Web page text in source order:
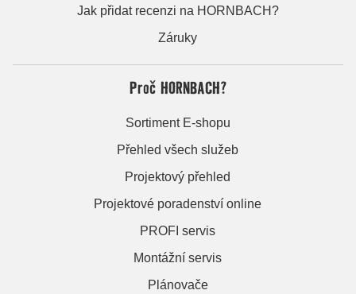
Jak přidat recenzi na HORNBACH?
Záruky
Proč HORNBACH?
Sortiment E-shopu
Přehled všech služeb
Projektový přehled
Projektové poradenství online
PROFI servis
Montážní servis
Plánovače